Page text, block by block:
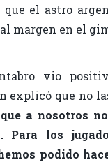
que el astro
margen en el
vio
explicó que no
que a nosotros
Para los
podido